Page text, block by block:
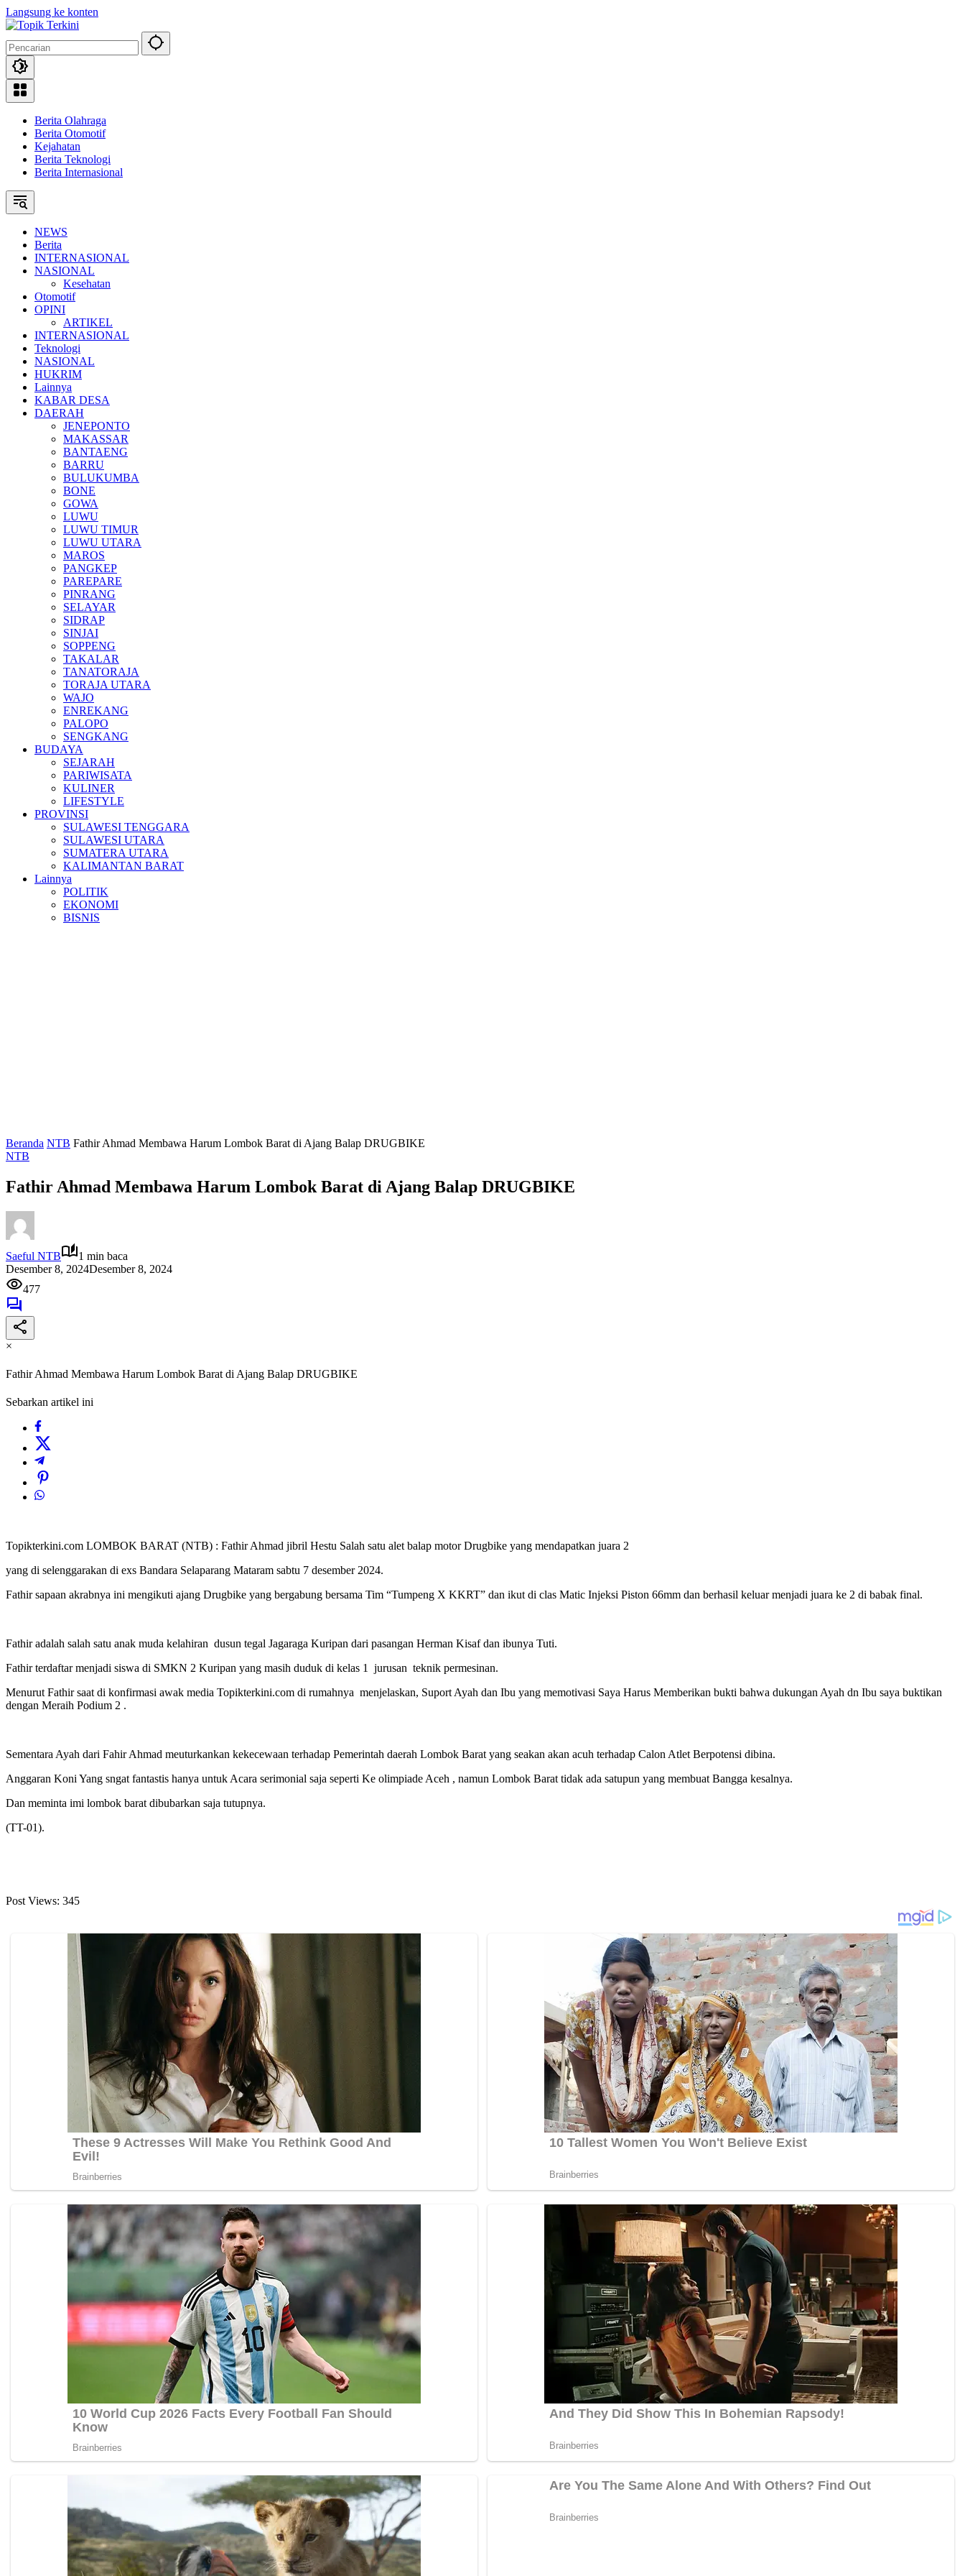
Langsung ke konten
Berita Olahraga
Berita Otomotif
Kejahatan
Berita Teknologi
Berita Internasional
NEWS
Berita
INTERNASIONAL
NASIONAL
Kesehatan
Otomotif
OPINI
ARTIKEL
INTERNASIONAL
Teknologi
NASIONAL
HUKRIM
Lainnya
KABAR DESA
DAERAH
JENEPONTO
MAKASSAR
BANTAENG
BARRU
BULUKUMBA
BONE
GOWA
LUWU
LUWU TIMUR
LUWU UTARA
MAROS
PANGKEP
PAREPARE
PINRANG
SELAYAR
SIDRAP
SINJAI
SOPPENG
TAKALAR
TANATORAJA
TORAJA UTARA
WAJO
ENREKANG
PALOPO
SENGKANG
BUDAYA
SEJARAH
PARIWISATA
KULINER
LIFESTYLE
PROVINSI
SULAWESI TENGGARA
SULAWESI UTARA
SUMATERA UTARA
KALIMANTAN BARAT
Lainnya
POLITIK
EKONOMI
BISNIS
Beranda NTB Fathir Ahmad Membawa Harum Lombok Barat di Ajang Balap DRUGBIKE
NTB
Fathir Ahmad Membawa Harum Lombok Barat di Ajang Balap DRUGBIKE
Saeful NTB
1 min baca
Desember 8, 2024Desember 8, 2024
477
×
Fathir Ahmad Membawa Harum Lombok Barat di Ajang Balap DRUGBIKE
Sebarkan artikel ini
Topikterkini.com LOMBOK BARAT (NTB) : Fathir Ahmad jibril Hestu Salah satu alet balap motor Drugbike yang mendapatkan juara 2
yang di selenggarakan di exs Bandara Selaparang Mataram sabtu 7 desember 2024.
Fathir sapaan akrabnya ini mengikuti ajang Drugbike yang bergabung bersama Tim “Tumpeng X KKRT” dan ikut di clas Matic Injeksi Piston 66mm dan berhasil keluar menjadi juara ke 2 di babak final.
Fathir adalah salah satu anak muda kelahiran dusun tegal Jagaraga Kuripan dari pasangan Herman Kisaf dan ibunya Tuti.
Fathir terdaftar menjadi siswa di SMKN 2 Kuripan yang masih duduk di kelas 1 jurusan teknik permesinan.
Menurut Fathir saat di konfirmasi awak media Topikterkini.com di rumahnya menjelaskan, Suport Ayah dan Ibu yang memotivasi Saya Harus Memberikan bukti bahwa dukungan Ayah dn Ibu saya buktikan
dengan Meraih Podium 2 .
Sementara Ayah dari Fahir Ahmad meuturkankan kekecewaan terhadap Pemerintah daerah Lombok Barat yang seakan akan acuh terhadap Calon Atlet Berpotensi dibina.
Anggaran Koni Yang sngat fantastis hanya untuk Acara serimonial saja seperti Ke olimpiade Aceh , namun Lombok Barat tidak ada satupun yang membuat Bangga kesalnya.
Dan meminta imi lombok barat dibubarkan saja tutupnya.
(TT-01).
Post Views: 345